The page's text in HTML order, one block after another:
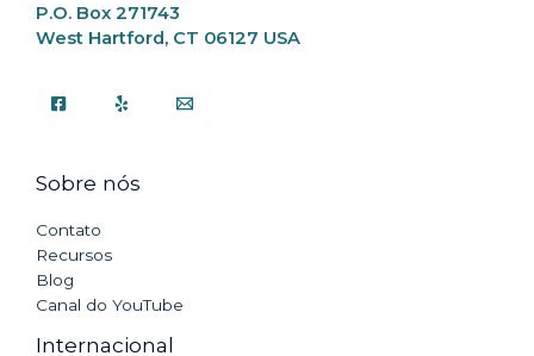
P.O. Box 271743
West Hartford, CT 06127 USA
Sobre nós
Contato
Recursos
Blog
Canal do YouTube
Internacional